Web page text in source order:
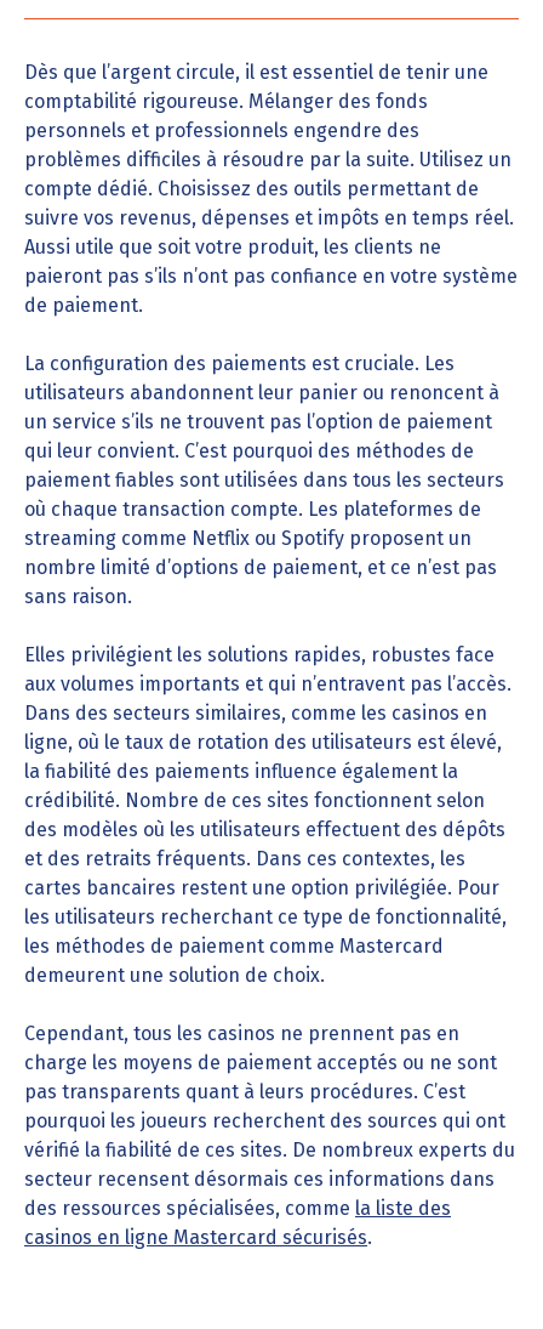
Dès que l’argent circule, il est essentiel de tenir une
comptabilité rigoureuse. Mélanger des fonds
personnels et professionnels engendre des
problèmes difficiles à résoudre par la suite. Utilisez un
compte dédié. Choisissez des outils permettant de
suivre vos revenus, dépenses et impôts en temps réel.
Aussi utile que soit votre produit, les clients ne
paieront pas s’ils n’ont pas confiance en votre système
de paiement.
La configuration des paiements est cruciale. Les
utilisateurs abandonnent leur panier ou renoncent à
un service s’ils ne trouvent pas l’option de paiement
qui leur convient. C’est pourquoi des méthodes de
paiement fiables sont utilisées dans tous les secteurs
où chaque transaction compte. Les plateformes de
streaming comme Netflix ou Spotify proposent un
nombre limité d’options de paiement, et ce n’est pas
sans raison.
Elles privilégient les solutions rapides, robustes face
aux volumes importants et qui n’entravent pas l’accès.
Dans des secteurs similaires, comme les casinos en
ligne, où le taux de rotation des utilisateurs est élevé,
la fiabilité des paiements influence également la
crédibilité. Nombre de ces sites fonctionnent selon
des modèles où les utilisateurs effectuent des dépôts
et des retraits fréquents. Dans ces contextes, les
cartes bancaires restent une option privilégiée. Pour
les utilisateurs recherchant ce type de fonctionnalité,
les méthodes de paiement comme Mastercard
demeurent une solution de choix.
Cependant, tous les casinos ne prennent pas en
charge les moyens de paiement acceptés ou ne sont
pas transparents quant à leurs procédures. C’est
pourquoi les joueurs recherchent des sources qui ont
vérifié la fiabilité de ces sites. De nombreux experts du
secteur recensent désormais ces informations dans
des ressources spécialisées, comme la liste des
casinos en ligne Mastercard sécurisés.